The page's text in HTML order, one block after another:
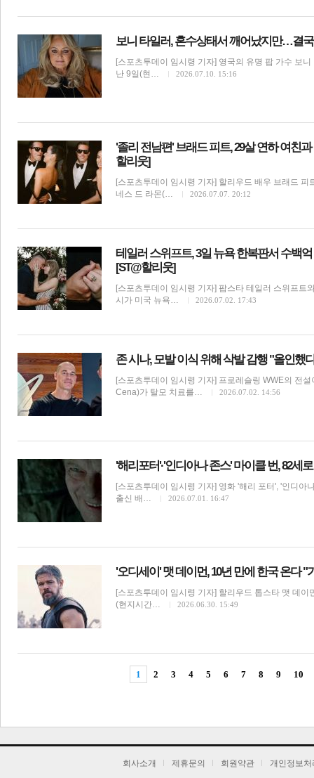
보니 타일러, 혼수상태서 깨어났지만…결
[스포츠투데이 임시령 기자] 영국의 유명 팝 가수 보
난 9일(현…
2026.07.10. 15:16
'졸리 전남편' 브래드 피트, 29살 연하 여친
할리웃]
[스포츠투데이 임시령 기자] 할리우드 배우 브래드
네스 드 라몬(…
2026.07.07. 20:12
테일러 스위프트, 3일 뉴욕 한복판서 수백
[ST@할리웃]
[스포츠투데이 임시령 기자] 팝스타 테일러 스위프트
시가 미국 뉴욕…
2026.07.02. 17:43
존 시나, 모발 이식 위해 삭발 감행 "올인했
[스포츠투데이 임시령 기자] 프로레슬링 WWE의 전
Cena)가 탈모 치료를…
2026.07.02. 14:56
'해리포터'·'인디아나 존스' 마이클 번, 82세
[스포츠투데이 임시령 기자] 영화 '해리 포터', '인디아
출신 배…
2026.07.01. 16:47
'오디세이' 맷 데이먼, 10년 만에 한국 온다 "
[스포츠투데이 임시령 기자] 할리우드 톱스타 맷 데
(현지시간…
2026.06.30. 15:49
1 2 3 4 5 6 7 8 9 10
회사소개 제휴문의 회원약관 개인정보처